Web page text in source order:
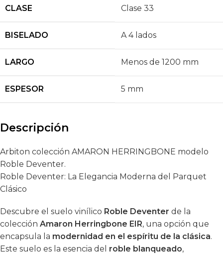
CLASE Clase 33
BISELADO A 4 lados
LARGO Menos de 1200 mm
ESPESOR 5 mm
Descripción
Arbiton colección AMARON HERRINGBONE modelo
Roble Deventer.
Roble Deventer: La Elegancia Moderna del Parquet
Clásico
Descubre el suelo vinílico Roble Deventer de la
colección Amaron Herringbone EIR, una opción que
encapsula la modernidad en el espíritu de la clásica.
Este suelo es la esencia del roble blanqueado,